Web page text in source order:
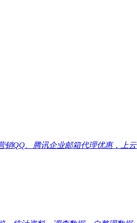
QQ、腾讯企业邮箱代理优惠，上云